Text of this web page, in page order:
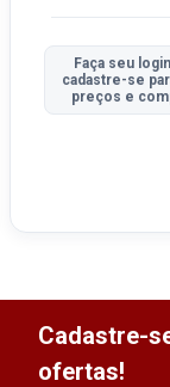
Faça seu
cadastre-se
preços e
Cadastre-
ofertas!